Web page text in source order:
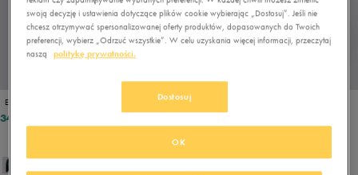
ELLESSE KURTKA PUCHOWA DENEGRI PADDED BLK/DGREEN JACKET
349,99 zł
UMBRO KURTKA ZIMOWA BARI
118,99 zł
169,99 zł
swoją decyzję i ustawienia dotyczące plików cookie wybierając „Dostosuj”. Jeśli nie
chcesz otrzymywać spersonalizowanej oferty produktów, dopasowanych do Twoich
preferencji, wybierz „Odrzuć wszystkie”. W celu uzyskania więcej informacji, przeczytaj
naszą
politykę prywatności.
Dostosuj
OK